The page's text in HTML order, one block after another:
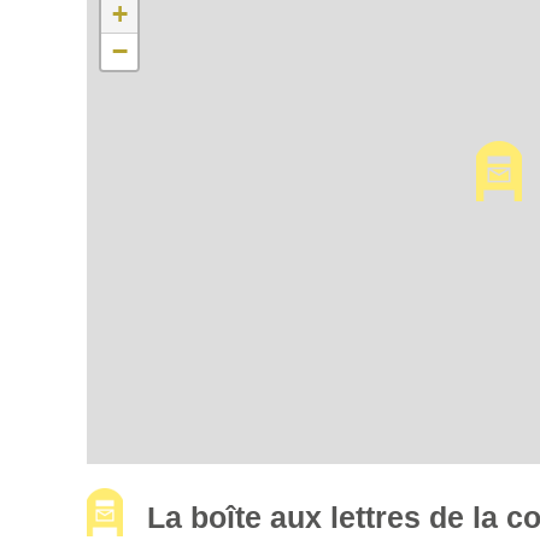
+
−
La boîte aux lettres de la